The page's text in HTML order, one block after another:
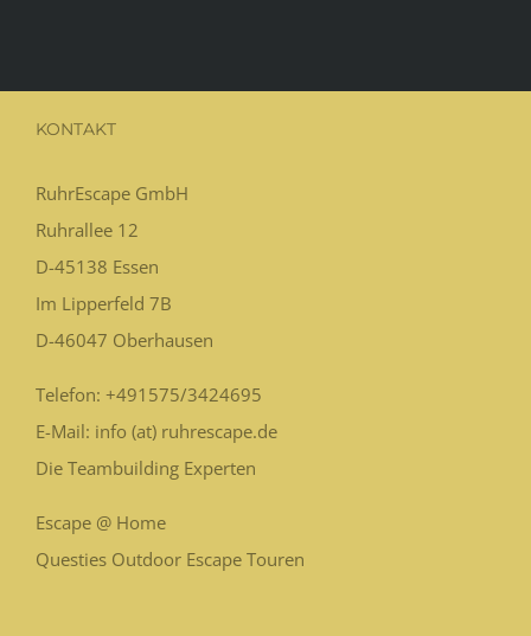
KONTAKT
RuhrEscape GmbH
Ruhrallee 12
D-45138 Essen
Im Lipperfeld 7B
D-46047 Oberhausen
Telefon: +491575/3424695
E-Mail: info (at) ruhrescape.de
Die Teambuilding Experten
Escape @ Home
Questies Outdoor Escape Touren